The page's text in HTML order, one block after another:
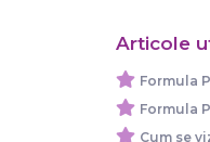
Articole
Formula
Formula
Cum se